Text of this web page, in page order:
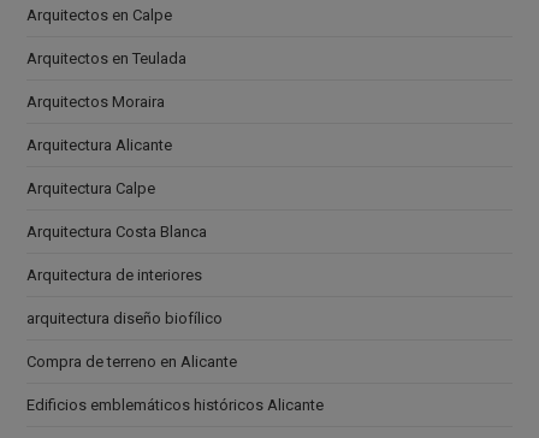
Arquitectos en Calpe
Arquitectos en Teulada
Arquitectos Moraira
Arquitectura Alicante
Arquitectura Calpe
Arquitectura Costa Blanca
Arquitectura de interiores
arquitectura diseño biofílico
Compra de terreno en Alicante
Edificios emblemáticos históricos Alicante